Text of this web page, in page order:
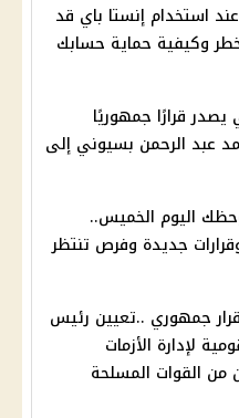
استخدام إنستا باي قد
وكيفية حماية حسابك
قرارًا جمهوريًا
عبد الرحمن بسيوني إلى
اليوم الخميس..
جديدة وفرص تنتظر
جمهوري ..تعيين رئيس
لإدارة الأزمات
من القوات المسلحة